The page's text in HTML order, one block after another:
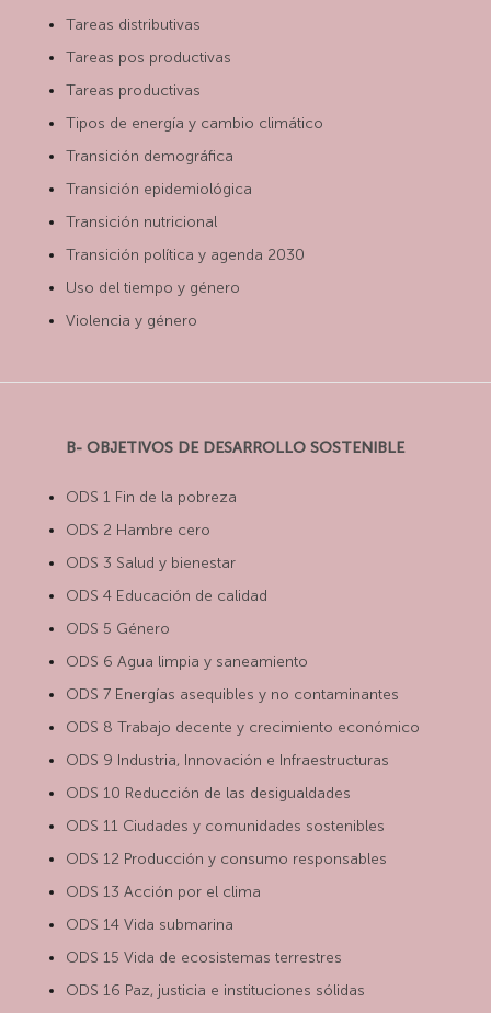
Tareas distributivas
Tareas pos productivas
Tareas productivas
Tipos de energía y cambio climático
Transición demográfica
Transición epidemiológica
Transición nutricional
Transición política y agenda 2030
Uso del tiempo y género
Violencia y género
B- OBJETIVOS DE DESARROLLO SOSTENIBLE
ODS 1 Fin de la pobreza
ODS 2 Hambre cero
ODS 3 Salud y bienestar
ODS 4 Educación de calidad
ODS 5 Género
ODS 6 Agua limpia y saneamiento
ODS 7 Energías asequibles y no contaminantes
ODS 8 Trabajo decente y crecimiento económico
ODS 9 Industria, Innovación e Infraestructuras
ODS 10 Reducción de las desigualdades
ODS 11 Ciudades y comunidades sostenibles
ODS 12 Producción y consumo responsables
ODS 13 Acción por el clima
ODS 14 Vida submarina
ODS 15 Vida de ecosistemas terrestres
ODS 16 Paz, justicia e instituciones sólidas